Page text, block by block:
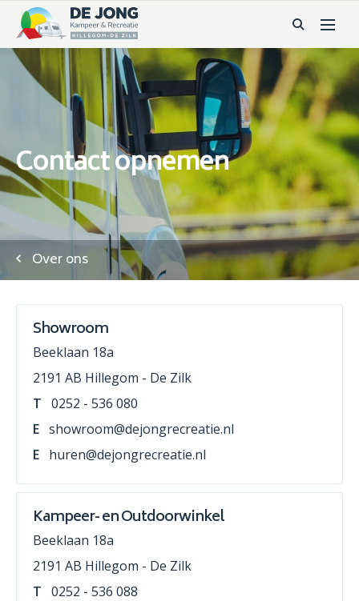
Contact opnemen
Over ons
Showroom
Beeklaan 18a
2191 AB Hillegom - De Zilk
T 0252 - 536 080
E showroom@dejongrecreatie.nl
E huren@dejongrecreatie.nl
Kampeer- en Outdoorwinkel
Beeklaan 18a
2191 AB Hillegom - De Zilk
T 0252 - 536 088